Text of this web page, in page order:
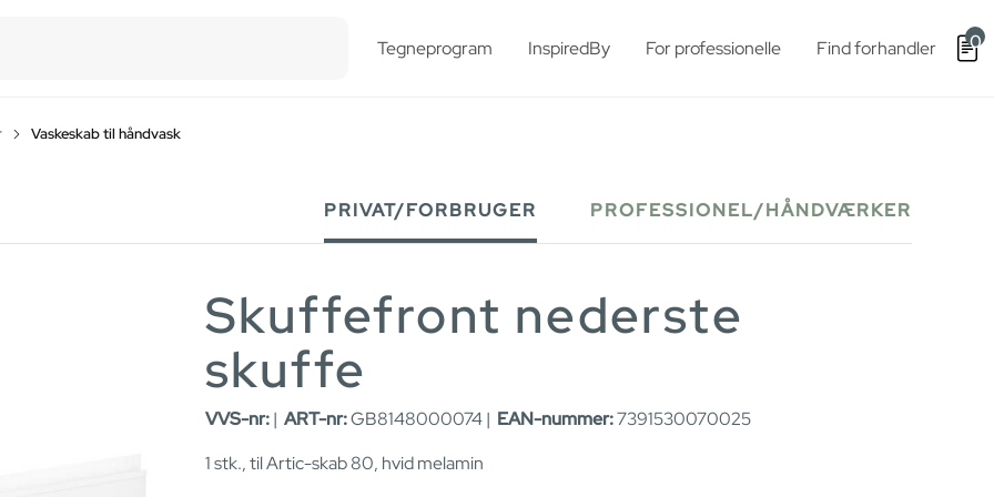
Tegneprogram InspiredBy For professionelle Find forhandler 0
Vaskeskab til håndvask
PRIVAT/FORBRUGER PROFESSIONEL/HÅNDVÆRKER
Skuffefront nederste
skuffe
VVS-nr:| ART-nr:GB8148000074 | EAN-nummer:7391530070025
1 stk., til Artic-skab 80, hvid melamin